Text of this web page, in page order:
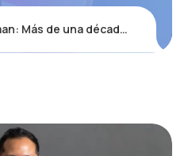
la vanguardia de la Inteligencia Artificial en México y el mundo